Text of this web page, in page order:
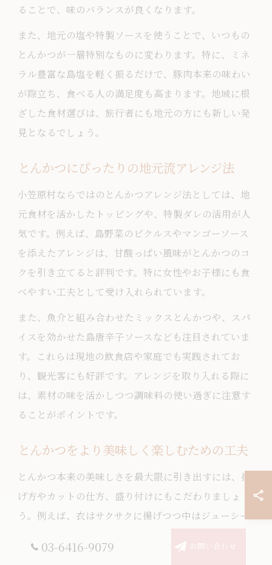
ることで、味のバランスが良くなります。
また、地元の塩や特製ソースを使うことで、いつもの
とんかつが一層特別なものに変わります。特に、ミネ
ラル豊富な島塩を軽く振るだけで、豚肉本来の味わい
が際立ち、食べる人の満足度も高まります。地域に根
ざした食材選びは、旅行者にも地元の方にも新しい発
見となるでしょう。
とんかつにぴったりの地元流アレンジ法
小笠原村ならではのとんかつアレンジ法としては、地
元食材を活かしたトッピングや、特製ダレの活用が人
気です。例えば、島野菜のピクルスやマンゴーソース
を添えたアレンジは、甘酸っぱい風味がとんかつのコ
クを引き立てると評判です。特に女性やお子様にも食
べやすい工夫として受け入れられています。
また、魚介と組み合わせたミックスとんかつや、スパ
イスを効かせた島唐辛子ソースなども注目されていま
す。これらは現地の飲食店や家庭でも実践されてお
り、観光客にも好評です。アレンジを取り入れる際に
は、素材の味を活かしつつ調味料の使い過ぎに注意す
ることがポイントです。
とんかつをより美味しく楽しむための工夫
とんかつ本来の美味しさを最大限に引き出すには、揚
げ方やカットの仕方、盛り付けにもこだわりましょ
う。例えば、衣はサクサクに揚げつつ中はジューシー
す。切り口を美しく見せる盛り付けや、地元産の野菜
03-6416-9079 お問い合わせ